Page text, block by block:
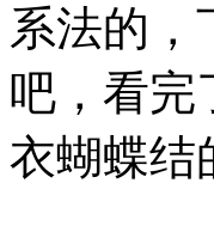
系法的，
吧，看完
衣蝴蝶结